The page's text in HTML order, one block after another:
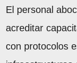
El personal
acreditar
con protocolos